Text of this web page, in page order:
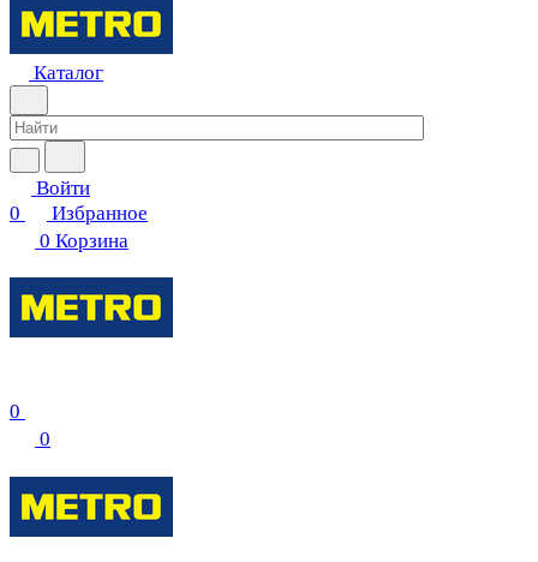
Каталог
Войти
0
Избранное
0 Корзина
0
0